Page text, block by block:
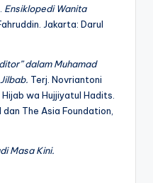
Ensiklopedi Wanita
Jakarta: Darul
dalam Muhamad
Terj. Novriantoni
wa Hujjiyatul Hadits.
The Asia Foundation,
Masa Kini.